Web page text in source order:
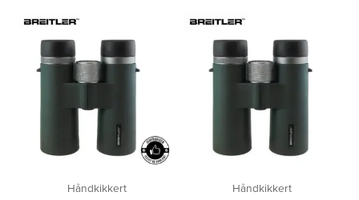
Håndkikkert
Håndkikkert